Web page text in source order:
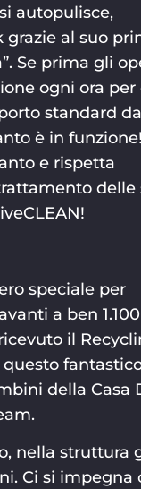
autopulisce,
al suo
Se prima gli
ogni ora per
standard
è in
e rispetta
delle
speciale per
a ben
il
questo
della Casa
nella struttura
Ci si impegna